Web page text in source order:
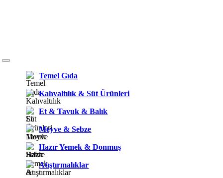
Temel Gıda
Kahvaltılık & Süt Ürünleri
Et & Tavuk & Balık
Meyve & Sebze
Hazır Yemek & Donmuş
Atıştırmalıklar